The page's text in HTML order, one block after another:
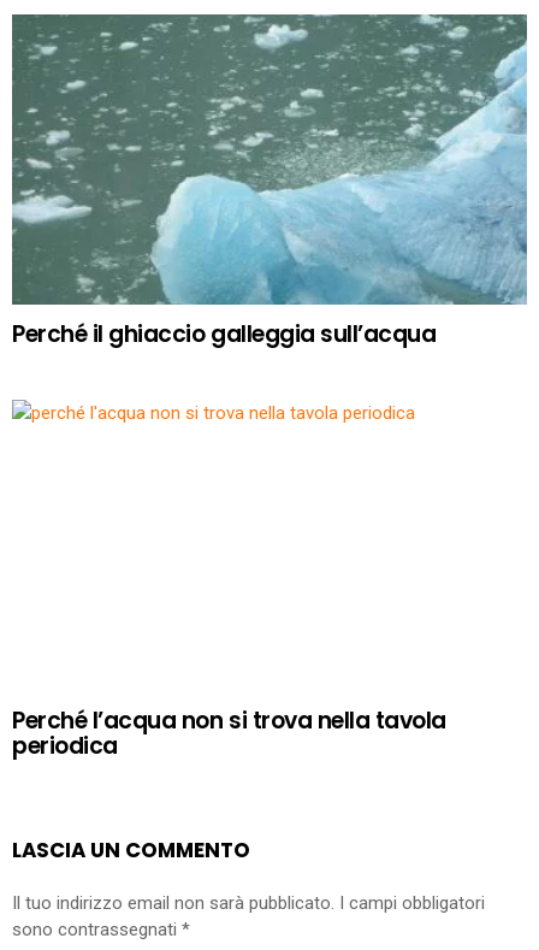
Perché il ghiaccio galleggia sull’acqua
Perché l’acqua non si trova nella tavola
periodica
LASCIA UN COMMENTO
Il tuo indirizzo email non sarà pubblicato. I campi obbligatori
sono contrassegnati *